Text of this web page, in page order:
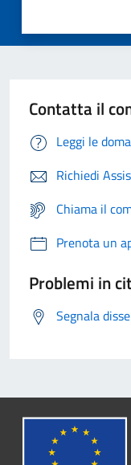
Contatta il
Leggi le
Richiedi
Chiama il
Prenota un
Problemi in
Segnala